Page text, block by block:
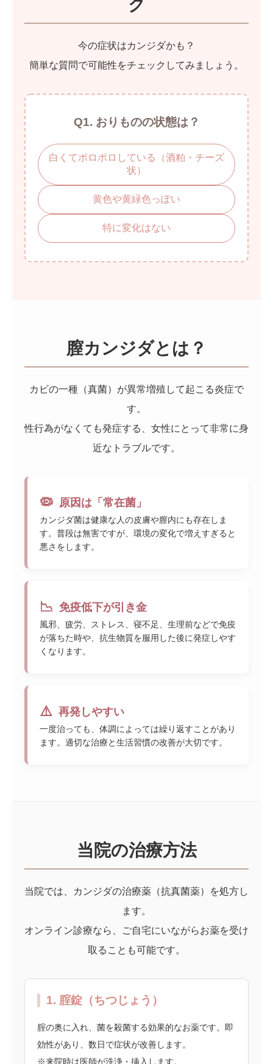
ク
今の症状はカンジダかも？
簡単な質問で可能性をチェックしてみましょう。
Q1. おりものの状態は？
白くてポロポロしている（酒粕・チーズ
状）
黄色や黄緑色っぽい
特に変化はない
膣カンジダとは？
カビの一種（真菌）が異常増殖して起こる炎症で
す。
性行為がなくても発症する、女性にとって非常に身
近なトラブルです。
🦠 原因は「常在菌」
カンジダ菌は健康な人の皮膚や膣内にも存在しま
す。普段は無害ですが、環境の変化で増えすぎると
悪さをします。
📉 免疫低下が引き金
風邪、疲労、ストレス、寝不足、生理前などで免疫
が落ちた時や、抗生物質を服用した後に発症しやす
くなります。
⚠️ 再発しやすい
一度治っても、体調によっては繰り返すことがあり
ます。適切な治療と生活習慣の改善が大切です。
当院の治療方法
当院では、カンジダの治療薬（抗真菌薬）を処方し
ます。
オンライン診療なら、ご自宅にいながらお薬を受け
取ることも可能です。
1. 腟錠（ちつじょう）
腟の奥に入れ、菌を殺菌する効果的なお薬です。即
効性があり、数日で症状が改善します。
※来院時は医師が洗浄・挿入します。